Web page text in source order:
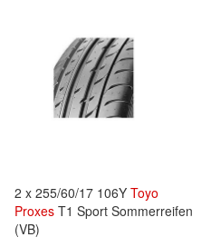
2 x 255/60/17 106Y Toyo
Proxes T1 Sport Sommerreifen
(VB)